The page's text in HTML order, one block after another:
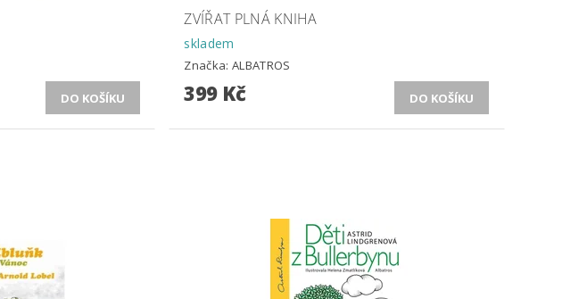
ZVÍŘAT PLNÁ KNIHA
skladem
Značka: ALBATROS
399 Kč